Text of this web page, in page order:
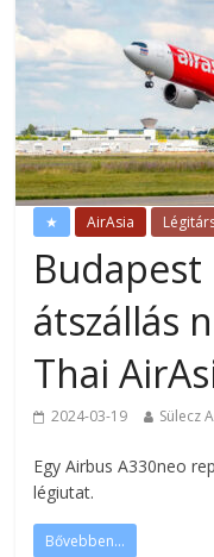
★ AirAsia
átszállás
Thai
2024-03-19 Sülecz
Egy Airbus A330neo
légiutat.
Bővebben...